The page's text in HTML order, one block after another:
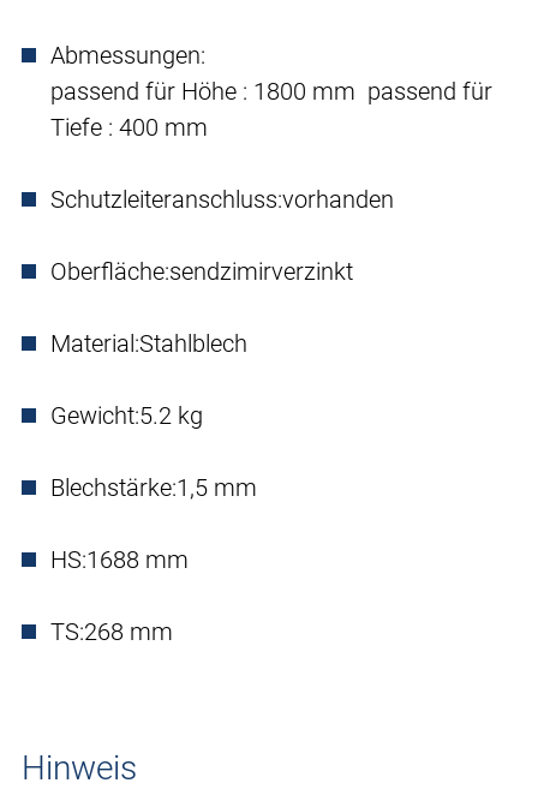
Abmessungen:
passend für Höhe : 1800 mm passend für
Tiefe : 400 mm
Schutzleiteranschluss:vorhanden
Oberfläche:sendzimirverzinkt
Material:Stahlblech
Gewicht:5.2 kg
Blechstärke:1,5 mm
HS:1688 mm
TS:268 mm
Hinweis